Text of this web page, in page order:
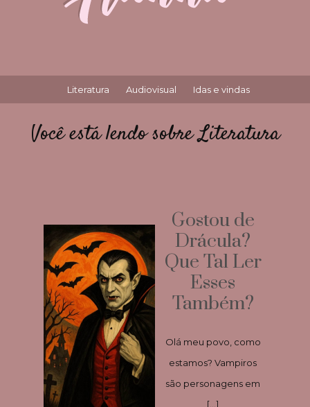
Literatura Audiovisual Idas e vindas
Você está lendo sobre Literatura
Gostou de
Drácula?
Que Tal Ler
Esses
Também?
Olá meu povo, como
estamos? Vampiros
são personagens em
[…]